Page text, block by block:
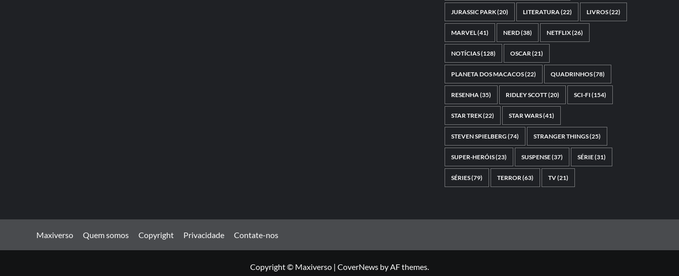
JURASSIC PARK(20) LITERATURA (22) LIVROS(22)
MARVEL(41) NERD(38) NETFLIX(26)
NOTÍCIAS(128) OSCAR (21)
PLANETA DOS MACACOS(22) QUADRINHOS(78)
RESENHA (35) RIDLEY SCOTT(20) SCI-FI (154)
STAR TREK(22) STAR WARS(41)
STEVEN SPIELBERG (74) STRANGER THINGS(25)
SUPER-HERÓIS(23) SUSPENSE(37) SÉRIE(31)
SÉRIES(79) TERROR (63) TV(21)
Maxiverso Quem somos Copyright Privacidade Contate-nos
Copyright © Maxiverso | CoverNews by AF themes.